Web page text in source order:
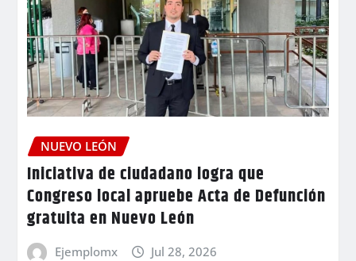
NUEVO LEÓN
Iniciativa de ciudadano logra que
Congreso local apruebe Acta de Defunción
gratuita en Nuevo León
Ejemplomx Jul 28, 2026